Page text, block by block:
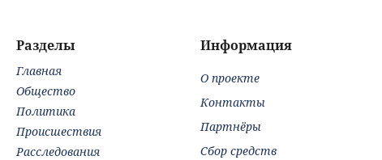
Разделы
Главная
Общество
Политика
Происшествия
Расследования
Информация
О проекте
Контакты
Партнёры
Сбор средств